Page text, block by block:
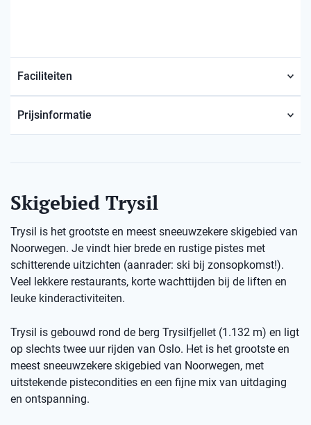
Faciliteiten
Prijsinformatie
Skigebied Trysil
Trysil is het grootste en meest sneeuwzekere skigebied van
Noorwegen. Je vindt hier brede en rustige pistes met
schitterende uitzichten (aanrader: ski bij zonsopkomst!).
Veel lekkere restaurants, korte wachttijden bij de liften en
leuke kinderactiviteiten.
Trysil is gebouwd rond de berg Trysilfjellet (1.132 m) en ligt
op slechts twee uur rijden van Oslo. Het is het grootste en
meest sneeuwzekere skigebied van Noorwegen, met
uitstekende pistecondities en een fijne mix van uitdaging
en ontspanning.